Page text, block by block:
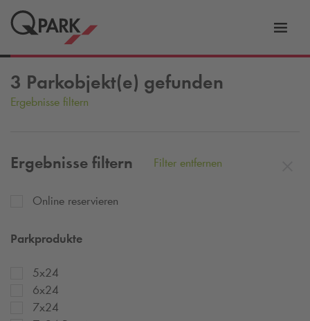
Zur
3 Parkobjekt(e) gefunden
Ergebnisse filtern
Ergebnisse filtern Filter entfernen
Online reservieren
Parkprodukte
5x24
6x24
7x24